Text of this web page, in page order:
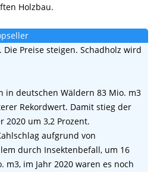
Holzbau.
Preise steigen. Schadholz wird
in deutschen Wäldern 83 Mio. m3
Rekordwert. Damit stieg der
2020 um 3,2 Prozent.
aufgrund von
durch Insektenbefall, um 16
m3, im Jahr 2020 waren es noch